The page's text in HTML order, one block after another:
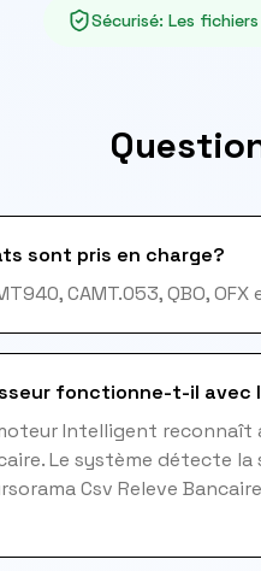
Sécurisé: Les
sont pris en charge?
CAMT.053, QBO,
fonctionne-t-il avec
Intelligent reconnaît
Le système détecte
Csv Releve